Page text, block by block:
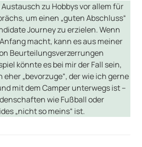
zu Hobbys vor allem für
um einen „guten Abschluss“
Journey zu erzielen. Wenn
macht, kann es aus meiner
Beurteilungsverzerrungen
könnte es bei mir der Fall sein,
„bevorzuge“, der wie ich gerne
mit dem Camper unterwegs ist –
wie Fußball oder
„nicht so meins“ ist.